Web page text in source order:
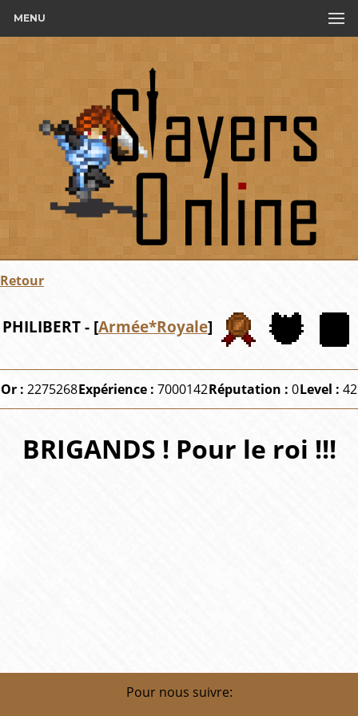
MENU
Retour
PHILIBERT - [Armée*Royale]
Or : 2275268Expérience : 7000142Réputation :0Level :42
BRIGANDS ! Pour le roi !!!
Pour nous suivre: